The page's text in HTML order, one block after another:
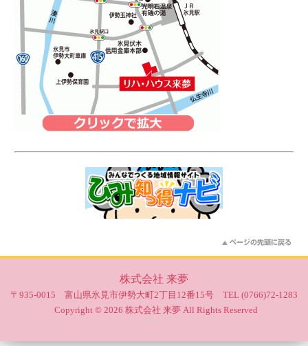
株式会社 来夢
〒935-0015 富山県氷見市伊勢大町2丁目12番15号 TEL (0766)72-1283
Copyright © 2026 株式会社 来夢 All Rights Reserved